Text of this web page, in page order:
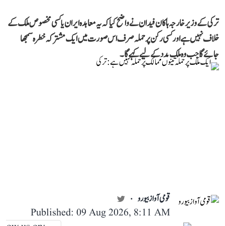
ترکی کے وزیر خارجہ ہاکان فیدان نے واضح کیا کہ یہ معاہدہ ایران یا کسی مخصوص ملک کے
خلاف نہیں ہے اور کسی رکن پر حملہ صرف اس صورت میں ایک مشترکہ خطرہ سمجھا
جائے گا جب وہ ملک مدد کے لیے کہے گا۔
قومی آواز بیورو
Published: 09 Aug 2026, 8:11 AM